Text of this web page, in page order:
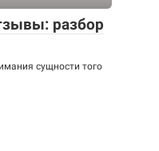
разбор
сущности того